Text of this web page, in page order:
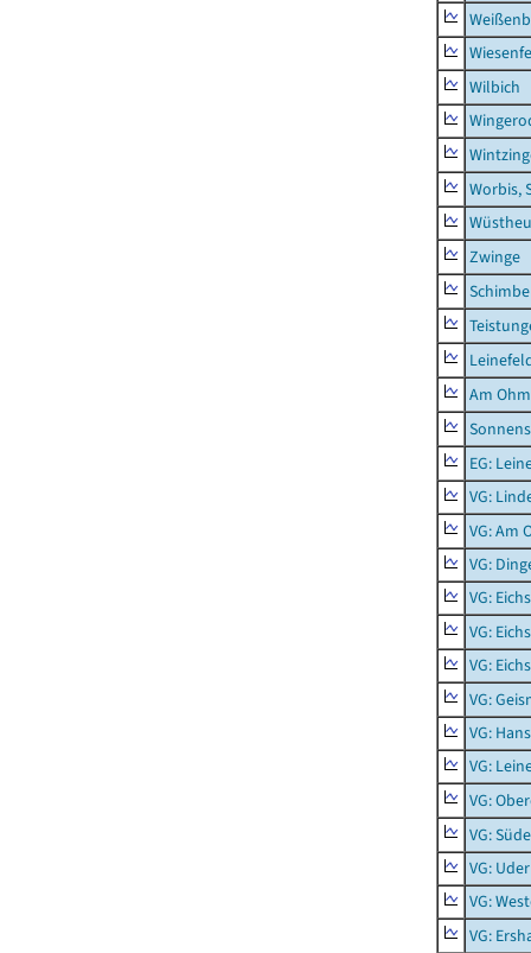
Wilbich
Worbis,
Zwinge
Am
EG:
VG:
VG: Am
VG:
VG:
VG:
VG:
VG:
VG:
VG:
VG:
VG:
VG: Uder
VG:
VG: